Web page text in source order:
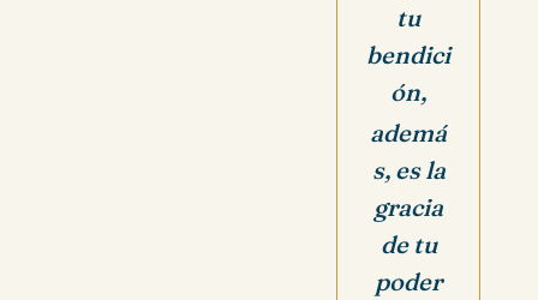
tu
bendici
ón,
ademá
s, es la
gracia
de tu
poder